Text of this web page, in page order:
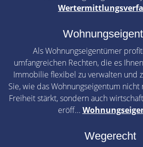
Als Wohnungseigentümer
umfangreichen Rechten, die es
Immobilie flexibel zu verwalten und
Sie, wie das Wohnungseigentum
Freiheit stärkt, sondern auch
eröff...
Wegerecht